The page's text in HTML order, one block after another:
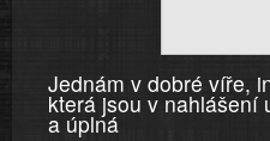
Jednám v dobré víře,
která jsou v nahlášení
a úplná